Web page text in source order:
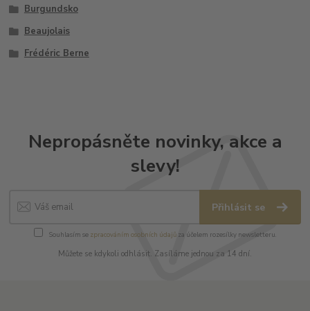
Burgundsko
Beaujolais
Frédéric Berne
Nepropásněte novinky, akce a
slevy!
Přihlásit se
Souhlasím se zpracováním osobních údajůza účelem rozesílky newsletteru.
Můžete se kdykoli odhlásit. Zasíláme jednou za 14 dní.